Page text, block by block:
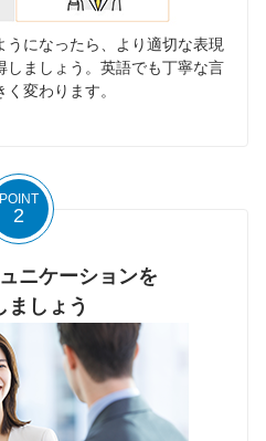
になったら、より適切な表現
しましょう。英語でも丁寧な言
変わります。
POINT
2
ニケーションを
ましょう